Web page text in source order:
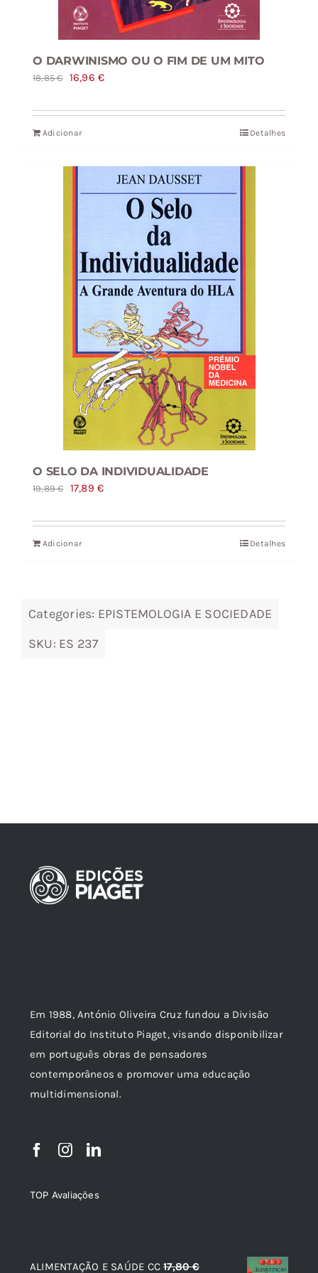
O DARWINISMO OU O FIM DE UM MITO
18,85€
O
original
era:
16,96€O
atual
Adicionar Detalhes
O SELO DA INDIVIDUALIDADE
19,89€
O
original
era:
17,89€O
atual
Adicionar Detalhes
Categories: EPISTEMOLOGIA E SOCIEDADE
SKU: ES 237
Em 1988, António Oliveira Cruz fundou a Divisão
Editorial do Instituto Piaget, visando disponibilizar
em português obras de pensadores
contemporâneos e promover uma educação
multidimensional.
TOP Avaliações
ALIMENTAÇÃO E SAÚDE CC 17,80€